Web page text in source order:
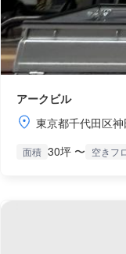
アークビル
東京都千代田区
面積 30坪 〜 空きフ